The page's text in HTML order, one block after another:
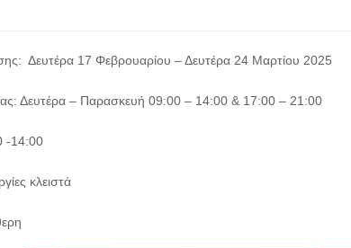
Δευτέρα 17 Φεβρουαρίου – Δευτέρα 24 Μαρτίου 2025
Δευτέρα – Παρασκευή 09:00 – 14:00 & 17:00 – 21:00
-14:00
κλειστά